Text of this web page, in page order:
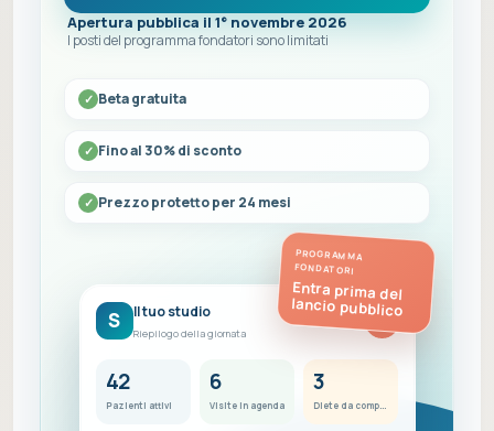
Apertura pubblica il 1° novembre 2026
I posti del programma fondatori sono limitati
Beta gratuita
Fino al 30% di sconto
Prezzo protetto per 24 mesi
PROGRAMMA
FONDATORI
Entra prima del
lancio pubblico
S Il tuo studio
Riepilogo della giornata
FC
42
Pazienti attivi
6
Visite in agenda
3